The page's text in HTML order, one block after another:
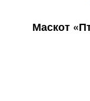
Маскот